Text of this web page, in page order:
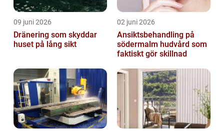
09 juni 2026
Dränering som skyddar
huset på lång sikt
02 juni 2026
Ansiktsbehandling på
södermalm hudvård som
faktiskt gör skillnad